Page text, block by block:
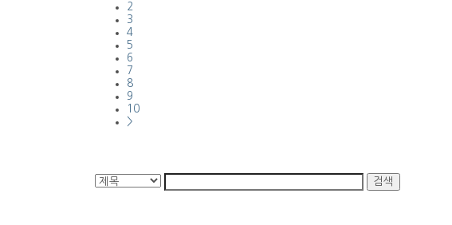
2
3
4
5
6
7
8
9
10
>